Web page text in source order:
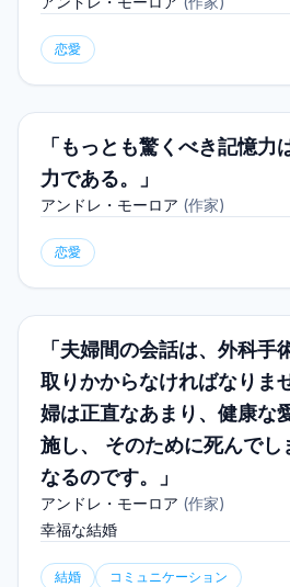
恋愛
「もっとも驚くべき記憶力
力である。」
アンドレ・モーロア (作家)
恋愛
「夫婦間の会話は、外科手
取りかからなければなりま
婦は正直なあまり、健康な
施し、 そのために死んでし
なるのです。」
アンドレ・モーロア (作家)
幸福な結婚
結婚 コミュニケーション